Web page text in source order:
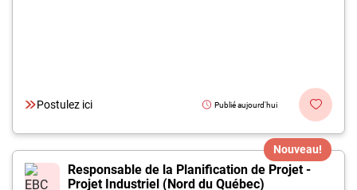
Postulez ici Publié aujourd'hui
Nouveau!
Responsable de la Planification de Projet -
Projet Industriel (Nord du Québec)